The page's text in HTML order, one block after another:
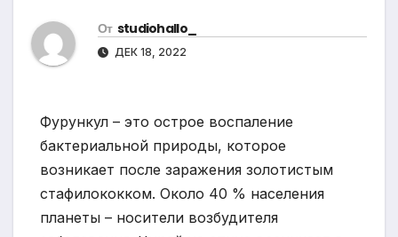
От studiohallo_
ДЕК 18, 2022
Фурункул – это острое воспаление
бактериальной природы, которое
возникает после заражения золотистым
стафилококком. Около 40 % населения
планеты – носители возбудителя